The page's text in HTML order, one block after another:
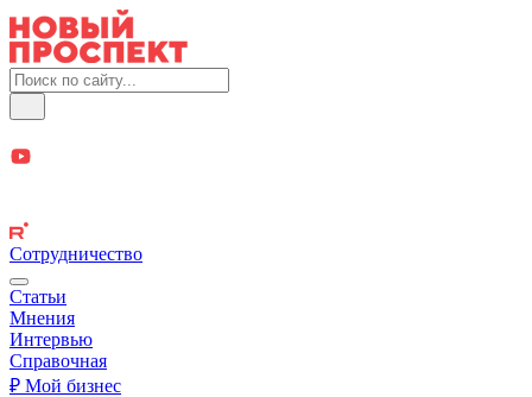
Сотрудничество
Статьи
Мнения
Интервью
Справочная
₽ Мой бизнес